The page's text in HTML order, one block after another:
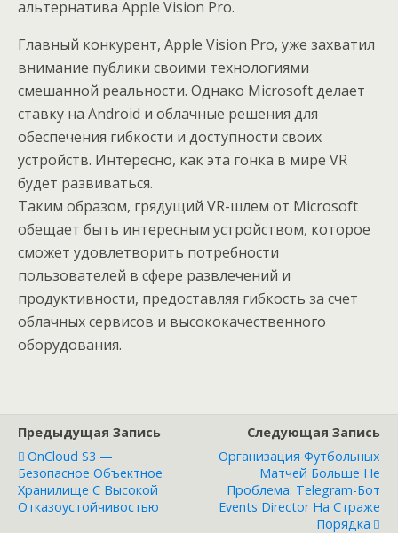
альтернатива Apple Vision Pro.
Главный конкурент, Apple Vision Pro, уже захватил
внимание публики своими технологиями
смешанной реальности. Однако Microsoft делает
ставку на Android и облачные решения для
обеспечения гибкости и доступности своих
устройств. Интересно, как эта гонка в мире VR
будет развиваться.
Таким образом, грядущий VR-шлем от Microsoft
обещает быть интересным устройством, которое
сможет удовлетворить потребности
пользователей в сфере развлечений и
продуктивности, предоставляя гибкость за счет
облачных сервисов и высококачественного
оборудования.
Предыдущая Запись
OnCloud S3 —
Безопасное Объектное
Хранилище С Высокой
Отказоустойчивостью
Следующая Запись
Организация Футбольных
Матчей Больше Не
Проблема: Telegram-Бот
Events Director На Страже
Порядка